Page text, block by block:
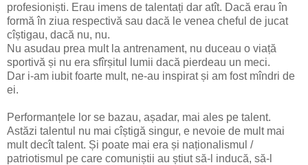
profesioniști. Erau imens de talentați dar atît. Dacă erau în
formă în ziua respectivă sau dacă le venea cheful de jucat
cîștigau, dacă nu, nu.
Nu asudau prea mult la antrenament, nu duceau o viață
sportivă și nu era sfîrșitul lumii dacă pierdeau un meci.
Dar i-am iubit foarte mult, ne-au inspirat și am fost mîndri de
ei.
Performanțele lor se bazau, așadar, mai ales pe talent.
Astăzi talentul nu mai cîștigă singur, e nevoie de mult mai
mult decît talent. Și poate mai era și naționalismul /
patriotismul pe care comuniștii au știut să-l inducă, să-l